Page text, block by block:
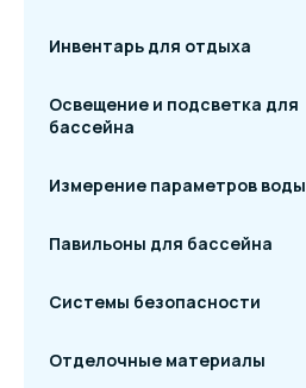
Инвентарь для отдыха
Освещение и подсветка для
бассейна
Измерение параметров воды
Павильоны для бассейна
Системы безопасности
Отделочные материалы